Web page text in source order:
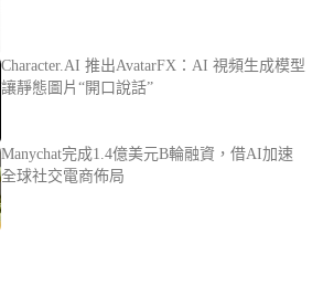
Character.AI 推出AvatarFX：AI 視頻生成模型
讓靜態圖片“開口說話”
Manychat完成1.4億美元B輪融資，借AI加速
全球社交電商佈局